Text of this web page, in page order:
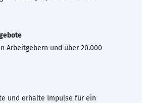
Arbeitgebern und über 20.000
und erhalte Impulse für ein